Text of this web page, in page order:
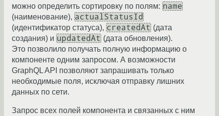
можно определить сортировку по полям: name
(наименование), actualStatusId
(идентификатор статуса), createdAt (дата
создания) и updatedAt (дата обновления).
Это позволило получать полную информацию о
компоненте одним запросом. А возможности
GraphQL API позволяют запрашивать только
необходимые поля, исключая отправку лишних
данных по сети.
Запрос всех полей компонента и связанных с ним